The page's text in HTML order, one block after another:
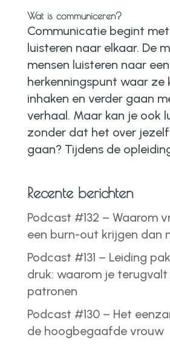
Wat is communiceren?
Communicatie begint
luisteren naar elkaar. De
mensen luisteren naar een
herkenningspunt waar ze
inhaken en verder gaan
verhaal. Maar kan je ook
zonder dat het over
gaan? Tijdens de
Recente berichten
Podcast #132 – Waarom
een burn-out krijgen dan
Podcast #131 – Leiding
druk: waarom je terugvalt
patronen
Podcast #130 – Het
de hoogbegaafde vrouw